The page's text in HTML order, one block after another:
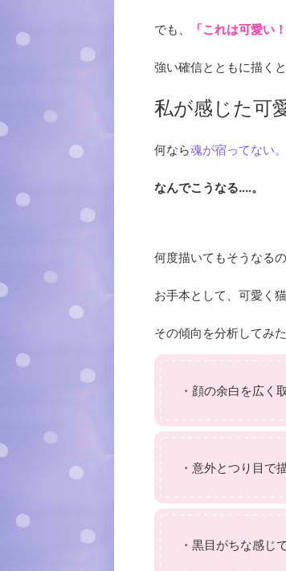
でも、 「これは可愛い
強い確信とともに描く
私が感じた可
何なら魂が宿ってない。
なんでこうなる‥‥。
何度描いてもそうなるの
お手本として、可愛く
その傾向を分析してみた
・顔の余白を広く
・意外とつり目で
・黒目がちな感じ